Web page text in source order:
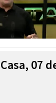
07